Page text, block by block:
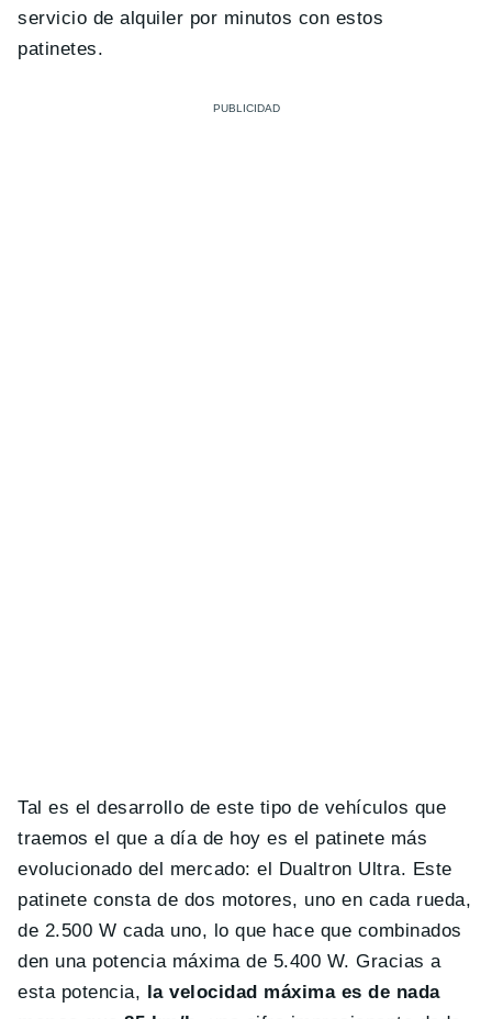
servicio de alquiler por minutos con estos
patinetes.
Tal es el desarrollo de este tipo de vehículos que
traemos el que a día de hoy es el patinete más
evolucionado del mercado: el Dualtron Ultra. Este
patinete consta de dos motores, uno en cada rueda,
de 2.500 W cada uno, lo que hace que combinados
den una potencia máxima de 5.400 W. Gracias a
esta potencia,
la velocidad máxima es de nada